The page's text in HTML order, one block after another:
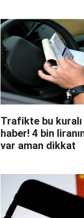
Trafikte bu
haber! 4 bin
var aman dikkat